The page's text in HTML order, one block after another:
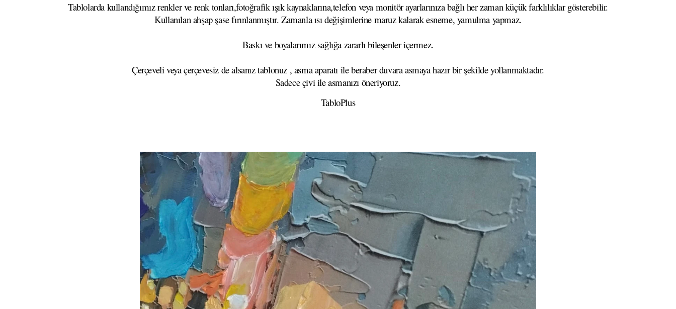
Tablolarda kullandığımız renkler ve renk tonları,fotoğrafik ışık kaynaklarına,telefon veya monitör ayarlarınıza bağlı her zaman küçük farklılıklar gösterebilir.
Kullanılan ahşap şase fırınlanmıştır. Zamanla ısı değişimlerine maruz kalarak esneme, yamulma yapmaz.
Baskı ve boyalarımız sağlığa zararlı bileşenler içermez.
Çerçeveli veya çerçevesiz de alsanız tablonuz , asma aparatı ile beraber duvara asmaya hazır bir şekilde yollanmaktadır.
Sadece çivi ile asmanızı öneriyoruz.
TabloPlus